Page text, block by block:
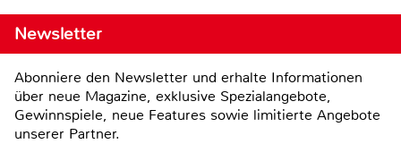
Newsletter
Abonniere den Newsletter und erhalte Informationen
über neue Magazine, exklusive Spezialangebote,
Gewinnspiele, neue Features sowie limitierte Angebote
unserer Partner.